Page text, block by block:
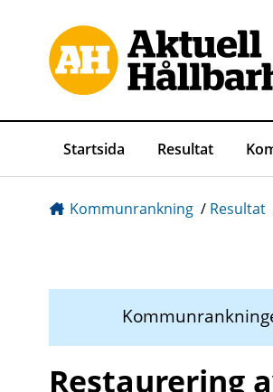
Startsida Resultat
Kommunrankning / Resultat
Restaurering